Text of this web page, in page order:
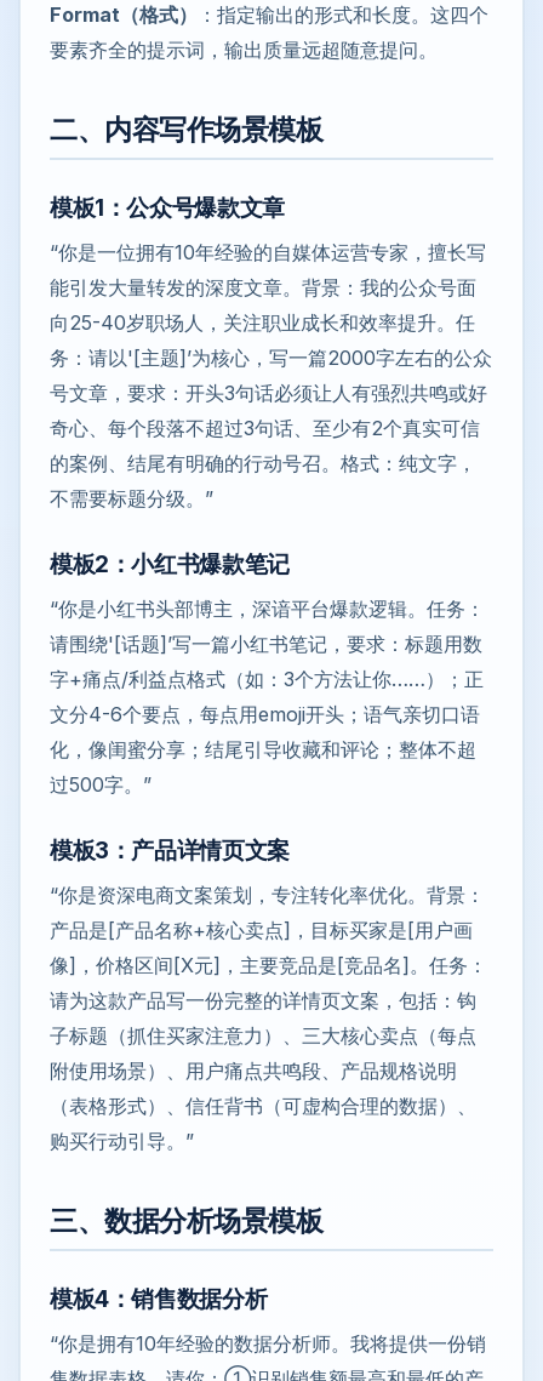
Format（格式）
：指定输出的形式和长度。这四个
要素齐全的提示词，输出质量远超随意提问。
二、内容写作场景模板
模板1：公众号爆款文章
“你是一位拥有10年经验的自媒体运营专家，擅长写
能引发大量转发的深度文章。背景：我的公众号面
向25-40岁职场人，关注职业成长和效率提升。任
务：请以'[主题]’为核心，写一篇2000字左右的公众
号文章，要求：开头3句话必须让人有强烈共鸣或好
奇心、每个段落不超过3句话、至少有2个真实可信
的案例、结尾有明确的行动号召。格式：纯文字，
不需要标题分级。”
模板2：小红书爆款笔记
“你是小红书头部博主，深谙平台爆款逻辑。任务：
请围绕'[话题]’写一篇小红书笔记，要求：标题用数
字+痛点/利益点格式（如：3个方法让你……）；正
文分4-6个要点，每点用emoji开头；语气亲切口语
化，像闺蜜分享；结尾引导收藏和评论；整体不超
过500字。”
模板3：产品详情页文案
“你是资深电商文案策划，专注转化率优化。背景：
产品是[产品名称+核心卖点]，目标买家是[用户画
像]，价格区间[X元]，主要竞品是[竞品名]。任务：
请为这款产品写一份完整的详情页文案，包括：钩
子标题（抓住买家注意力）、三大核心卖点（每点
附使用场景）、用户痛点共鸣段、产品规格说明
（表格形式）、信任背书（可虚构合理的数据）、
购买行动引导。”
三、数据分析场景模板
模板4：销售数据分析
“你是拥有10年经验的数据分析师。我将提供一份销